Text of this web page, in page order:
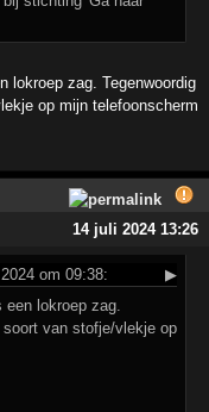
lokroep zag. Tegenwoordig
op mijn telefoonscherm
14 juli 2024 13:26
om 09:38:
▶
lokroep zag.
van stofje/vlekje op